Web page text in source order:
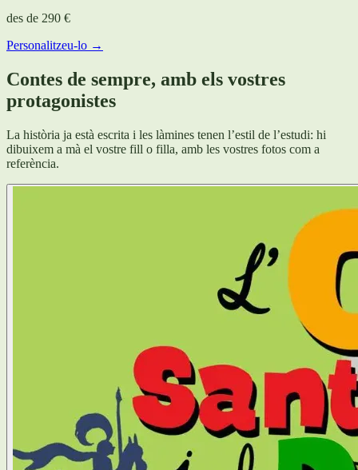
des de 290 €
Personalitzeu-lo →
Contes de sempre, amb els vostres
protagonistes
La història ja està escrita i les làmines tenen l’estil de l’estudi: hi
dibuixem a mà el vostre fill o filla, amb les vostres fotos com a
referència.